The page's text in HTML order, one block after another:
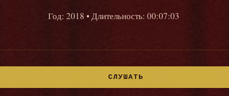
Год: 2018 • Длительность: 00:07:03
СЛУШАТЬ